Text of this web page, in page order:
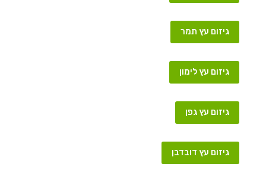
גיזום עץ תמר
גיזום עץ לימון
גיזום עץ גפן
גיזום עץ דובדבן